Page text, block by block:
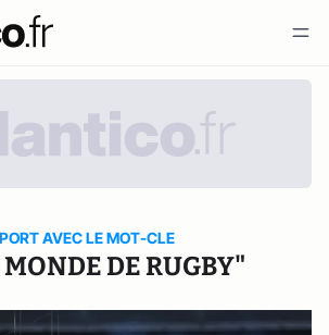
AVEC LE MOT-CLE
DE RUGBY"